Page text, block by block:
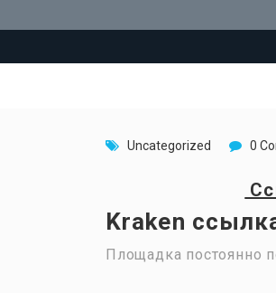
Uncategorized 0
Kraken
Площадка постоянно